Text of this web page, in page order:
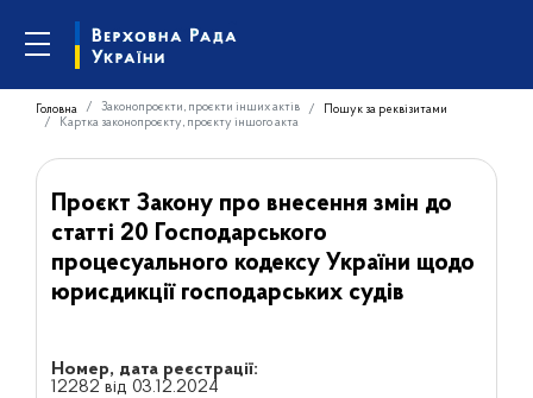
Головна Законопроєкти, проєкти інших актів
Пошук за реквізитами
Картка законопроєкту, проєкту іншого акта
Проєкт Закону про внесення змін до
статті 20 Господарського
процесуального кодексу України щодо
юрисдикції господарських судів
Номер, дата реєстрації:
12282 від 03.12.2024